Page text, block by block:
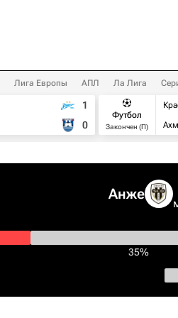
Лига Европы АПЛ Ла Лига
1
0
Футбол
Закончен (П)
Анже
35%